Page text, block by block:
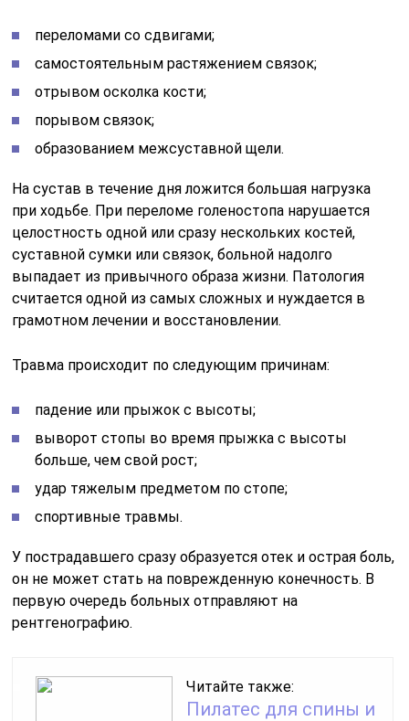
переломами со сдвигами;
самостоятельным растяжением связок;
отрывом осколка кости;
порывом связок;
образованием межсуставной щели.
На сустав в течение дня ложится большая нагрузка
при ходьбе. При переломе голеностопа нарушается
целостность одной или сразу нескольких костей,
суставной сумки или связок, больной надолго
выпадает из привычного образа жизни. Патология
считается одной из самых сложных и нуждается в
грамотном лечении и восстановлении.
Травма происходит по следующим причинам:
падение или прыжок с высоты;
выворот стопы во время прыжка с высоты
больше, чем свой рост;
удар тяжелым предметом по стопе;
спортивные травмы.
У пострадавшего сразу образуется отек и острая боль,
он не может стать на поврежденную конечность. В
первую очередь больных отправляют на
рентгенографию.
Читайте также:
Пилатес для спины и